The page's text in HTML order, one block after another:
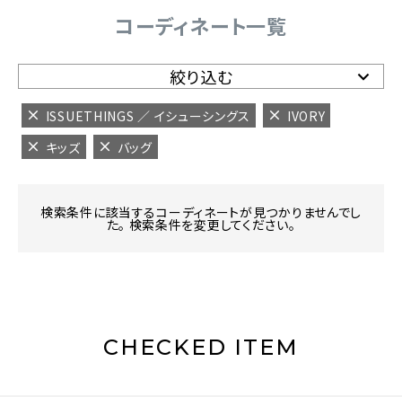
コーディネート一覧
絞り込む
ISSUETHINGS ／ イシューシングス
IVORY
キッズ
バッグ
検索条件に該当するコーディネートが見つかりませんでし
た。 検索条件を変更してください。
CHECKED ITEM